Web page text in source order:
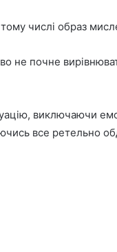
числі образ
не почне
виключаючи
все ретельно